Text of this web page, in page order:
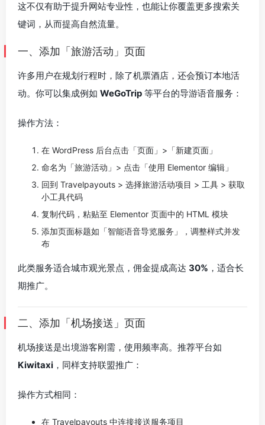
这不仅有助于提升网站专业性，也能让你覆盖更多搜索关
键词，从而提高自然流量。
一、添加「旅游活动」页面
许多用户在规划行程时，除了机票酒店，还会预订本地活
动。你可以集成例如 WeGoTrip 等平台的导游语音服务：
操作方法：
在 WordPress 后台点击「页面」>「新建页面」
命名为「旅游活动」> 点击「使用 Elementor 编辑」
回到 Travelpayouts > 选择旅游活动项目 > 工具 > 获取
小工具代码
复制代码，粘贴至 Elementor 页面中的 HTML 模块
添加页面标题如「智能语音导览服务」，调整样式并发
布
此类服务适合城市观光景点，佣金提成高达 30% ，适合长
期推广。
二、添加「机场接送」页面
机场接送是出境游客刚需，使用频率高。推荐平台如
Kiwitaxi ，同样支持联盟推广：
操作方式相同：
在 Travelpayouts 中连接接送服务项目